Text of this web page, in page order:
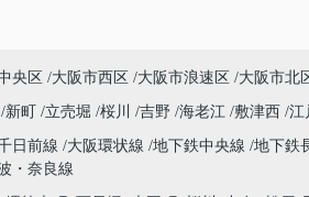
央区 大阪市西区 大阪市浪速区 大阪市北
新町 立売堀 桜川 吉野 海老江 敷津西 江
日前線 大阪環状線 地下鉄中央線 地下鉄
・奈良線